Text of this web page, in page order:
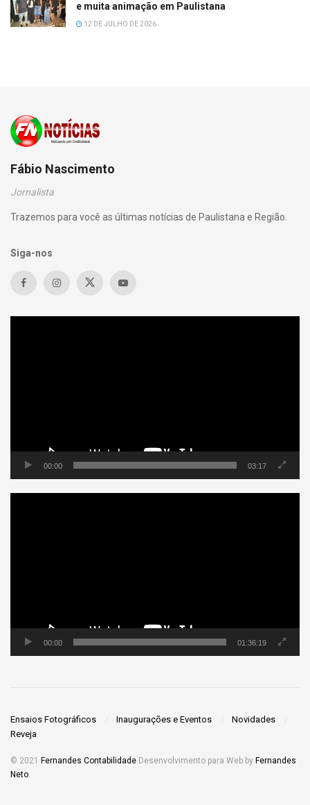
e muita animação em Paulistana
12 DE JULHO DE 2026
Fábio Nascimento
Jornalista
Trazemos para você as últimas notícias de Paulistana e Região.
Siga-nos
00:00 03:17
00:00 01:36:19
Ensaios Fotográficos Inaugurações e Eventos
Novidades
Reveja
© 2021 Fernandes Contabilidade Desenvolvimento para Web by Fernandes
Neto